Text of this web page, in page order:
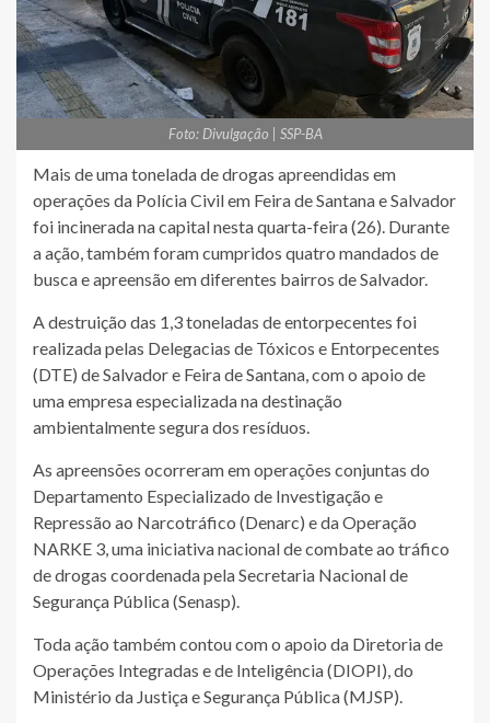
Foto: Divulgação | SSP-BA
Mais de uma tonelada de drogas apreendidas em
operações da Polícia Civil em Feira de Santana e Salvador
foi incinerada na capital nesta quarta-feira (26). Durante
a ação, também foram cumpridos quatro mandados de
busca e apreensão em diferentes bairros de Salvador.
A destruição das 1,3 toneladas de entorpecentes foi
realizada pelas Delegacias de Tóxicos e Entorpecentes
(DTE) de Salvador e Feira de Santana, com o apoio de
uma empresa especializada na destinação
ambientalmente segura dos resíduos.
As apreensões ocorreram em operações conjuntas do
Departamento Especializado de Investigação e
Repressão ao Narcotráfico (Denarc) e da Operação
NARKE 3, uma iniciativa nacional de combate ao tráfico
de drogas coordenada pela Secretaria Nacional de
Segurança Pública (Senasp).
Toda ação também contou com o apoio da Diretoria de
Operações Integradas e de Inteligência (DIOPI), do
Ministério da Justiça e Segurança Pública (MJSP).